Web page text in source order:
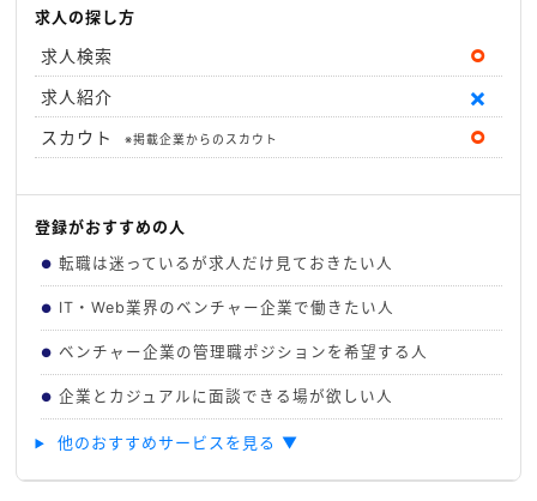
求人の探し方
求人検索 ⚪︎
求人紹介 ×
スカウト ※掲載企業からのスカウト ⚪︎
登録がおすすめの人
● 転職は迷っているが求人だけ見ておきたい人
● IT・Web業界のベンチャー企業で働きたい人
● ベンチャー企業の管理職ポジションを希望する人
● 企業とカジュアルに面談できる場が欲しい人
他のおすすめサービスを見る ▼